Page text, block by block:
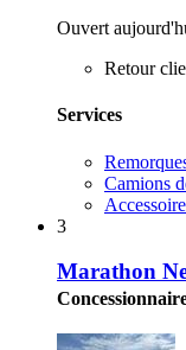
Ouvert
Retour
Services
Camions
3
Marathon